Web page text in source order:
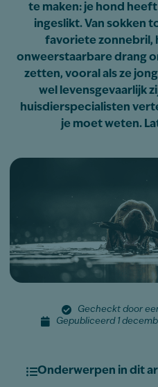
te maken: je hond
ingeslikt. Van sokken
favoriete zonnebril,
onweerstaarbare drang
zetten, vooral als ze
wel levensgevaarlijk
huisdierspecialisten
je moet weten.
Gecheckt door
Gepubliceerd 1
Onderwerpen in dit